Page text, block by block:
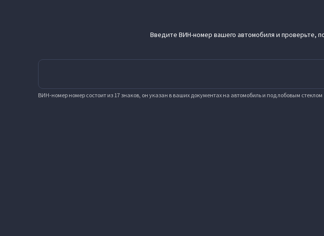
Введите ВИН-номер вашего автомобиля и проверьте,
ВИН-номер номер состоит из 17 знаков, он указан в ваших документах на автомобиль и под лобовым стеклом